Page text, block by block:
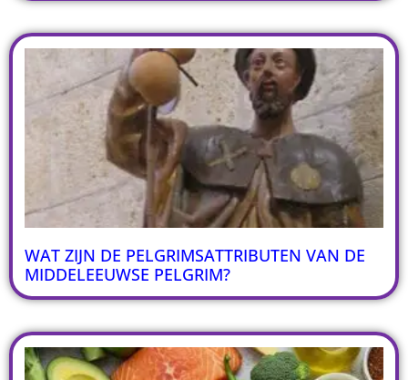
WAT ZIJN DE PELGRIMSATTRIBUTEN VAN DE
MIDDELEEUWSE PELGRIM?